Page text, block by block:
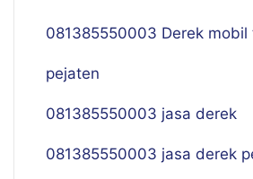
081385550003 Derek mobil
pejaten
081385550003 jasa derek
081385550003 jasa derek